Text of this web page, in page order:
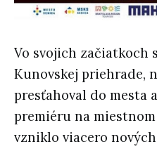
Vo svojich začiatkoch
Kunovskej priehrade,
presťahoval do mesta
premiéru na
vzniklo viacero